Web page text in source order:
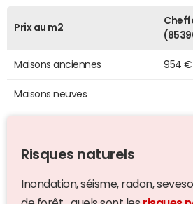
Prix au m2
Maisons anciennes 954
Maisons neuves
Risques naturels
Inondation, séisme, radon,